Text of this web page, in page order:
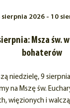
sierpnia 2026 - 10
Msza św.
bohaterów
niedzielę, 9
na Mszę św.
więzionych i